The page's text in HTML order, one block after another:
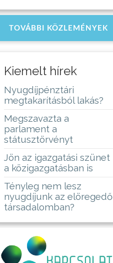
TOVÁBBI KÖZLEMÉNYEK
Kiemelt hírek
Nyugdíjpénztári
megtakarításból lakás?
Megszavazta a
parlament a
státusztörvényt
Jön az igazgatási szünet
a közigazgatásban is
Tényleg nem lesz
nyugdíjunk az elöregedő
társadalomban?